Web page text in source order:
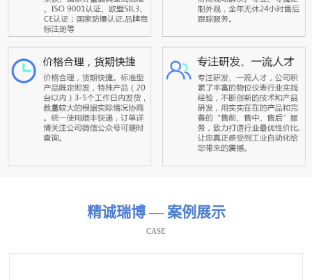
精诚瑞博 — 案例展示
CASE